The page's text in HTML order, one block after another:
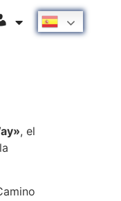
Español
, el